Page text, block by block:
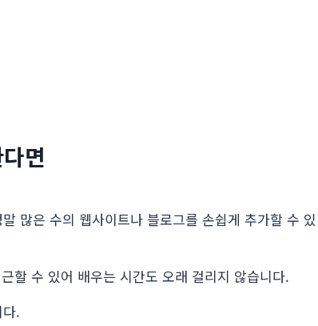
면
많은 수의 웹사이트나 블로그를 손쉽게 추가할 수 있
할 수 있어 배우는 시간도 오래 걸리지 않습니다.
.